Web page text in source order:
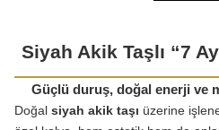
Siyah Akik Taşlı “7
Güçlü duruş, doğal enerji ve
Doğal siyah akik taşı üzerine